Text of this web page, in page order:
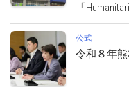
「
公式
令和８年